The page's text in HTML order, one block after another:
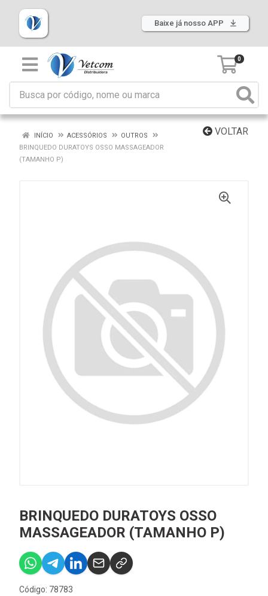
Baixe já nosso APP
0
VOLTAR
INÍCIO ACESSÓRIOS
OUTROS
BRINQUEDO DURATOYS OSSO MASSAGEADOR
(TAMANHO P)
BRINQUEDO DURATOYS OSSO
MASSAGEADOR (TAMANHO P)
Código: 78783